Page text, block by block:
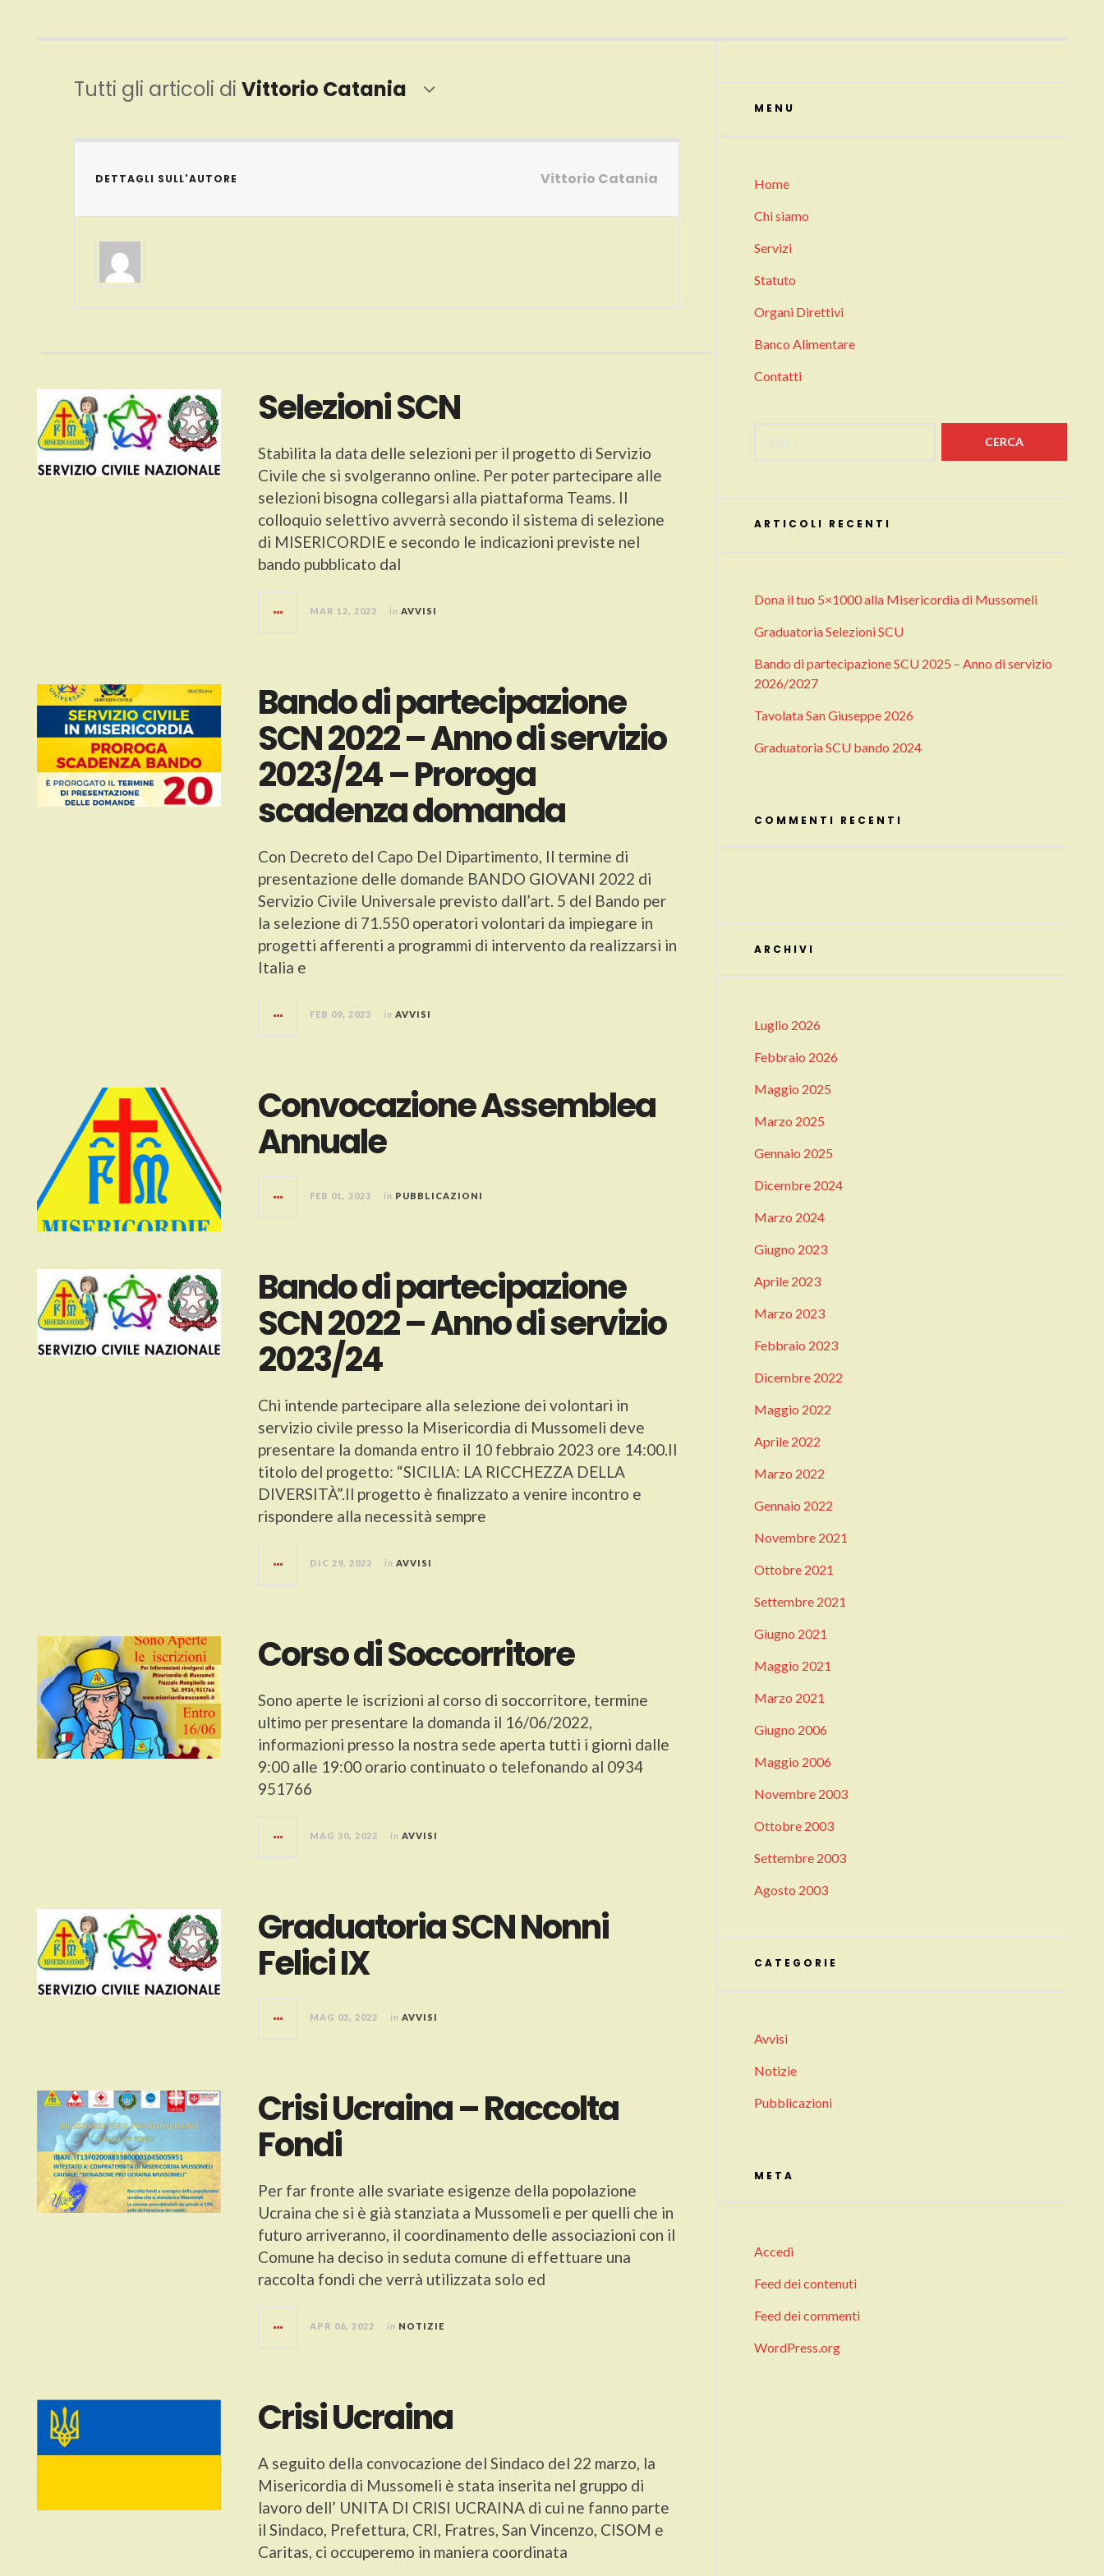
Tutti gli articoli di Vittorio Catania
DETTAGLI SULL'AUTORE Vittorio Catania
Selezioni SCN
Stabilita la data delle selezioni per il progetto di Servizio
Civile che si svolgeranno online. Per poter partecipare alle
selezioni bisogna collegarsi alla piattaforma Teams. Il
colloquio selettivo avverrà secondo il sistema di selezione
di MISERICORDIE e secondo le indicazioni previste nel
bando pubblicato dal
MAR 12, 2023 in AVVISI
Bando di partecipazione
SCN 2022 – Anno di servizio
2023/24 – Proroga
scadenza domanda
Con Decreto del Capo Del Dipartimento, Il termine di
presentazione delle domande BANDO GIOVANI 2022 di
Servizio Civile Universale previsto dall’art. 5 del Bando per
la selezione di 71.550 operatori volontari da impiegare in
progetti afferenti a programmi di intervento da realizzarsi in
Italia e
FEB 09, 2023 in AVVISI
Convocazione Assemblea
Annuale
FEB 01, 2023 in PUBBLICAZIONI
Bando di partecipazione
SCN 2022 – Anno di servizio
2023/24
Chi intende partecipare alla selezione dei volontari in
servizio civile presso la Misericordia di Mussomeli deve
presentare la domanda entro il 10 febbraio 2023 ore 14:00.Il
titolo del progetto: “SICILIA: LA RICCHEZZA DELLA
DIVERSITÀ”.Il progetto è finalizzato a venire incontro e
rispondere alla necessità sempre
DIC 29, 2022 in AVVISI
Corso di Soccorritore
Sono aperte le iscrizioni al corso di soccorritore, termine
ultimo per presentare la domanda il 16/06/2022,
informazioni presso la nostra sede aperta tutti i giorni dalle
9:00 alle 19:00 orario continuato o telefonando al 0934
951766
MAG 30, 2022 in AVVISI
Graduatoria SCN Nonni
Felici IX
MAG 03, 2022 in AVVISI
Crisi Ucraina – Raccolta
Fondi
Per far fronte alle svariate esigenze della popolazione
Ucraina che si è già stanziata a Mussomeli e per quelli che in
futuro arriveranno, il coordinamento delle associazioni con il
Comune ha deciso in seduta comune di effettuare una
raccolta fondi che verrà utilizzata solo ed
APR 06, 2022 in NOTIZIE
Crisi Ucraina
A seguito della convocazione del Sindaco del 22 marzo, la
Misericordia di Mussomeli è stata inserita nel gruppo di
lavoro dell’ UNITA DI CRISI UCRAINA di cui ne fanno parte
il Sindaco, Prefettura, CRI, Fratres, San Vincenzo, CISOM e
Caritas, ci occuperemo in maniera coordinata
MENU
Home
Chi siamo
Servizi
Statuto
Organi Direttivi
Banco Alimentare
Contatti
ARTICOLI RECENTI
Dona il tuo 5×1000 alla Misericordia di Mussomeli
Graduatoria Selezioni SCU
Bando di partecipazione SCU 2025 – Anno di servizio
2026/2027
Tavolata San Giuseppe 2026
Graduatoria SCU bando 2024
COMMENTI RECENTI
ARCHIVI
Luglio 2026
Febbraio 2026
Maggio 2025
Marzo 2025
Gennaio 2025
Dicembre 2024
Marzo 2024
Giugno 2023
Aprile 2023
Marzo 2023
Febbraio 2023
Dicembre 2022
Maggio 2022
Aprile 2022
Marzo 2022
Gennaio 2022
Novembre 2021
Ottobre 2021
Settembre 2021
Giugno 2021
Maggio 2021
Marzo 2021
Giugno 2006
Maggio 2006
Novembre 2003
Ottobre 2003
Settembre 2003
Agosto 2003
CATEGORIE
Avvisi
Notizie
Pubblicazioni
META
Accedi
Feed dei contenuti
Feed dei commenti
WordPress.org